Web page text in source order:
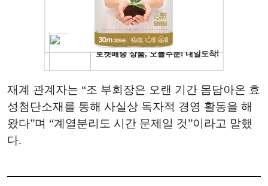
재계 관계자는 “조 부회장은 오랜 기간 몸담아온 효
성첨단소재를 통해 사실상 독자적 경영 활동을 해
왔다”며 “계열분리도 시간 문제일 것”이라고 말했
다.